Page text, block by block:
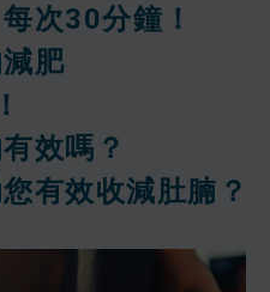
次30分鐘！
肥
效嗎？
有效收減肚腩？